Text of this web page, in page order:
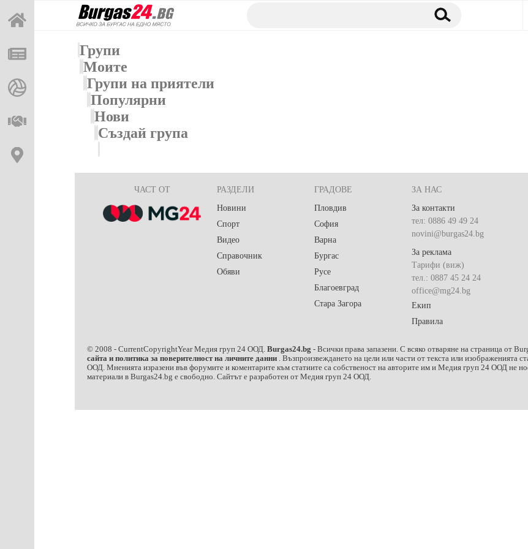
Групи
Моите
Групи на приятели
Популярни
Нови
Създай група
ЧАСТ ОТ
РАЗДЕЛИ
Новини
Спорт
Видео
Справочник
Обяви
ГРАДОВЕ
Пловдив
София
Варна
Бургас
Русе
Благоевград
Стара Загора
ЗА НАС
За контакти
тел: 0886 49 49 24
novini@burgas24.bg
За реклама
Тарифи (виж)
тел.: 0887 45 24 24
office@mg24.bg
Екип
Правила
© 2008 - CurrentCopyrightYearМедия груп 24 ООД. Burgas24.bg - Всички права запазени. С всяко отваряне на страница от
сайта и политика за поверителност на личните данни . Възпроизвеждането на цели или части от текста или изображенията
ООД. Мненията изразени във форумите и коментарите към статиите са собственост на авторите им и Медия груп 24 ООД не
материали в Burgas24.bg е свободно. Сайтът е разработен от Медия груп 24 ООД.